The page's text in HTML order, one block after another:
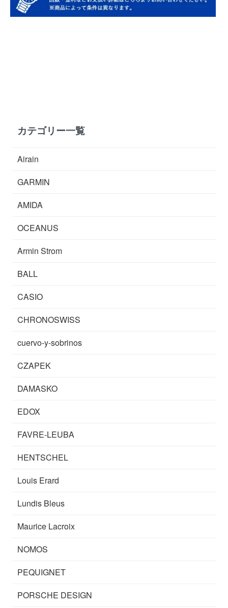
カテゴリー一覧
Airain
GARMIN
AMIDA
OCEANUS
Armin Strom
BALL
CASIO
CHRONOSWISS
cuervo-y-sobrinos
CZAPEK
DAMASKO
EDOX
FAVRE-LEUBA
HENTSCHEL
Louis Erard
Lundis Bleus
Maurice Lacroix
NOMOS
PEQUIGNET
PORSCHE DESIGN